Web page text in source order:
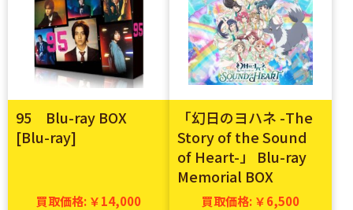
95 Blu-ray BOX
[Blu-ray]
買取価格: ￥14,000
「幻日のヨハネ -The
Story of the Sound
of Heart-」 Blu-ray
Memorial BOX
買取価格: ￥6,500